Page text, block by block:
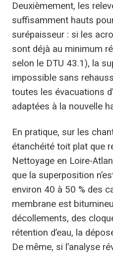
Deuxièmement, les
suffisamment hauts
surépaisseur : si les
sont déjà au minimum
selon le DTU 43.1), la
impossible sans
toutes les évacuations
adaptées à la nouvelle
En pratique, sur les
étanchéité toit plat que
Nettoyage en Loire-
que la superposition
environ 40 à 50 % des
membrane est
décollements, des
rétention d’eau, la
De même, si l’analyse